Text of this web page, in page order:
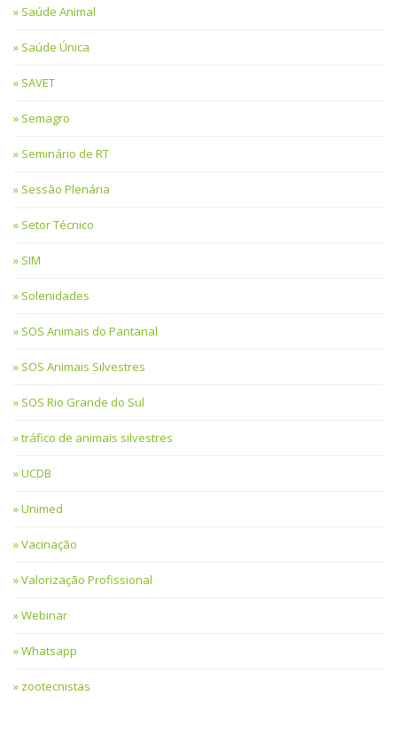
Saúde Animal
Saúde Única
SAVET
Semagro
Seminário de RT
Sessão Plenária
Setor Técnico
SIM
Solenidades
SOS Animais do Pantanal
SOS Animais Silvestres
SOS Rio Grande do Sul
tráfico de animais silvestres
UCDB
Unimed
Vacinação
Valorização Profissional
Webinar
Whatsapp
zootecnistas